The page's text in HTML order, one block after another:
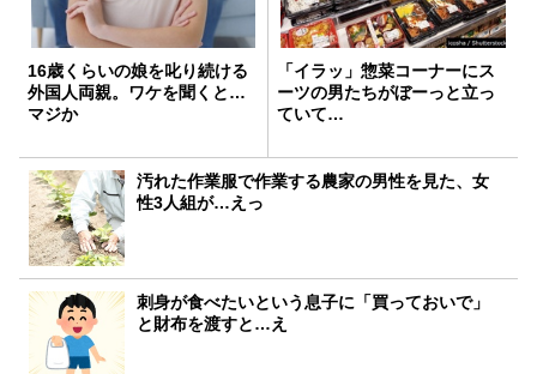
16歳くらいの娘を叱り続ける
外国人両親。ワケを聞くと…
マジか
「イラッ」惣菜コーナーにス
ーツの男たちがぼーっと立っ
ていて…
汚れた作業服で作業する農家の男性を見た、女
性3人組が…えっ
刺身が食べたいという息子に「買っておいで」
と財布を渡すと…え